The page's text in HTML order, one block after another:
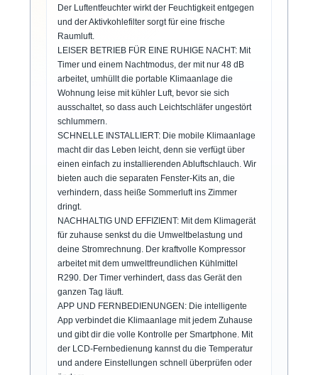
Der Luftentfeuchter wirkt der Feuchtigkeit entgegen
und der Aktivkohlefilter sorgt für eine frische
Raumluft.
LEISER BETRIEB FÜR EINE RUHIGE NACHT: Mit
Timer und einem Nachtmodus, der mit nur 48 dB
arbeitet, umhüllt die portable Klimaanlage die
Wohnung leise mit kühler Luft, bevor sie sich
ausschaltet, so dass auch Leichtschläfer ungestört
schlummern.
SCHNELLE INSTALLIERT: Die mobile Klimaanlage
macht dir das Leben leicht, denn sie verfügt über
einen einfach zu installierenden Abluftschlauch. Wir
bieten auch die separaten Fenster-Kits an, die
verhindern, dass heiße Sommerluft ins Zimmer
dringt.
NACHHALTIG UND EFFIZIENT: Mit dem Klimagerät
für zuhause senkst du die Umweltbelastung und
deine Stromrechnung. Der kraftvolle Kompressor
arbeitet mit dem umweltfreundlichen Kühlmittel
R290. Der Timer verhindert, dass das Gerät den
ganzen Tag läuft.
APP UND FERNBEDIENUNGEN: Die intelligente
App verbindet die Klimaanlage mit jedem Zuhause
und gibt dir die volle Kontrolle per Smartphone. Mit
der LCD-Fernbedienung kannst du die Temperatur
und andere Einstellungen schnell überprüfen oder